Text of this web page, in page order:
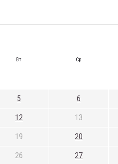
Вт Ср
5 6
12 13
19 20
26 27